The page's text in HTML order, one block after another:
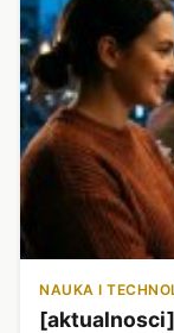
NAUKA I
[aktualnosci]